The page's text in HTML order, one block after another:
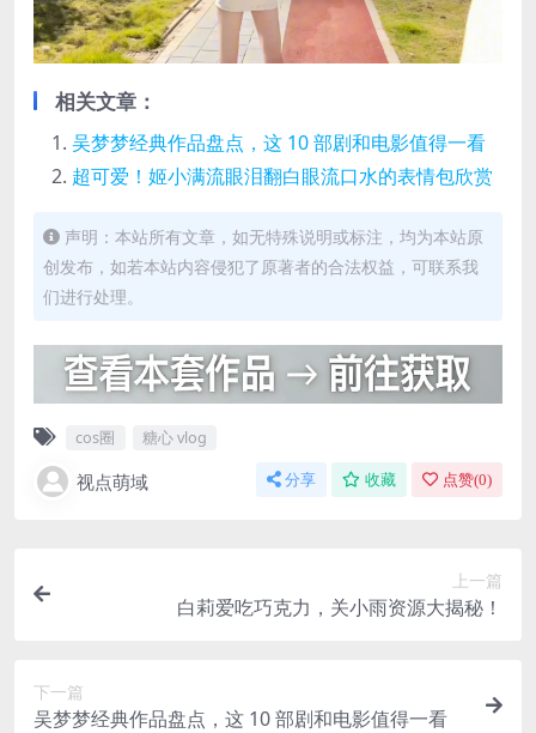
相关文章：
吴梦梦经典作品盘点，这 10 部剧和电影值得一看
超可爱！姬小满流眼泪翻白眼流口水的表情包欣赏
声明：本站所有文章，如无特殊说明或标注，均为本站原
创发布，如若本站内容侵犯了原著者的合法权益，可联系我
们进行处理。
cos圈 糖心 vlog
视点萌域 分享 收藏 点赞(0)
上一篇
白莉爱吃巧克力，关小雨资源大揭秘！
下一篇
吴梦梦经典作品盘点，这 10 部剧和电影值得一看